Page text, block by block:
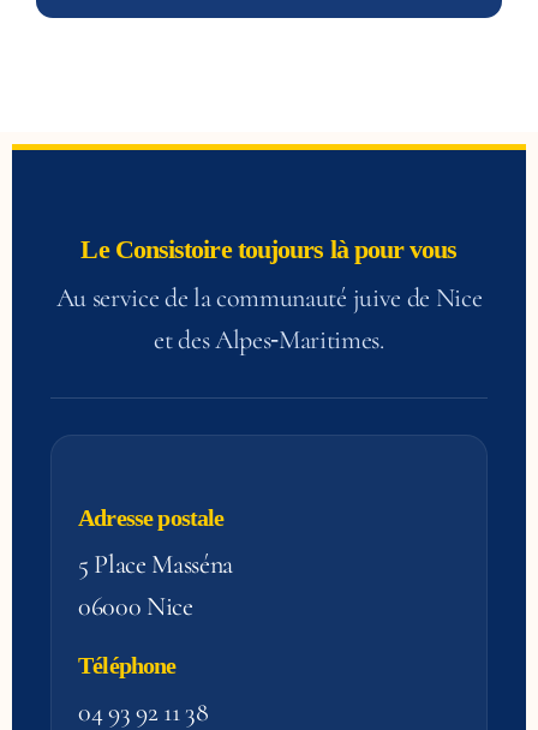
Le Consistoire toujours là pour vous
Au service de la communauté juive de Nice
et des Alpes‑Maritimes.
Adresse postale
5 Place Masséna
06000 Nice
Téléphone
04 93 92 11 38